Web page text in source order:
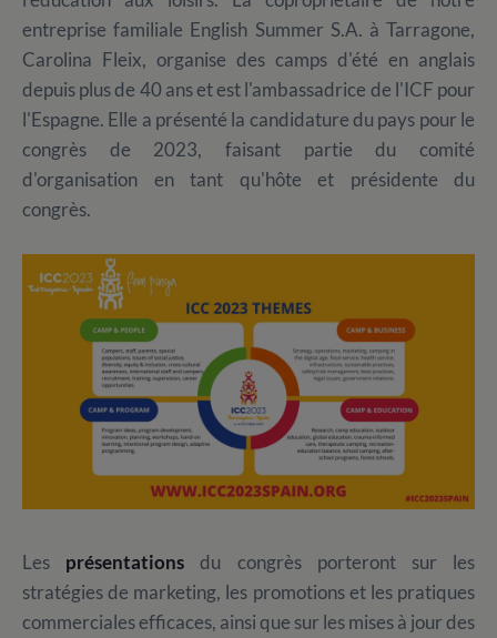
entreprise familiale English Summer S.A. à Tarragone,
Carolina Fleix, organise des camps d'été en anglais
depuis plus de 40 ans et est l'ambassadrice de l'ICF pour
l'Espagne. Elle a présenté la candidature du pays pour le
congrès de 2023, faisant partie du comité
d'organisation en tant qu'hôte et présidente du
congrès.
Les présentations du congrès porteront sur les
stratégies de marketing, les promotions et les pratiques
commerciales efficaces, ainsi que sur les mises à jour des